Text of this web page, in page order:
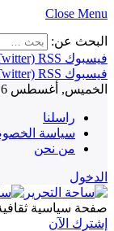
Close Menu
البحث عن:
فيسبوك RSS
فيسبوك RSS
الخميس, أغسطس 6, 2026
راسلنا
سياسة
من نحن
الدخول
صفحة سياسية
إشترك الآن